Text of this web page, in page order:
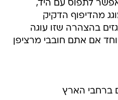
לתפוס עם היד,
מהדיפוף הדקיק
בהצהרה שזו עוגה
אם אתם חובבי מרציפן
ברחבי הארץ